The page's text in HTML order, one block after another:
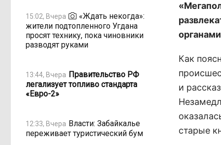
15:02, Вчера
«Ждать некогда»:
жители подтопленного Угдана
просят технику, пока чиновники
разводят руками
13:44, Вчера Правительство РФ
легализует топливо стандарта
«Евро-2»
12:33, Вчера Власти: Забайкалье
переживает туристический бум
Как
и
старые